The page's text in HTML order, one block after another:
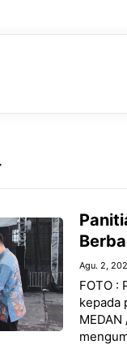
Agu. 2,
FOTO :
kepada